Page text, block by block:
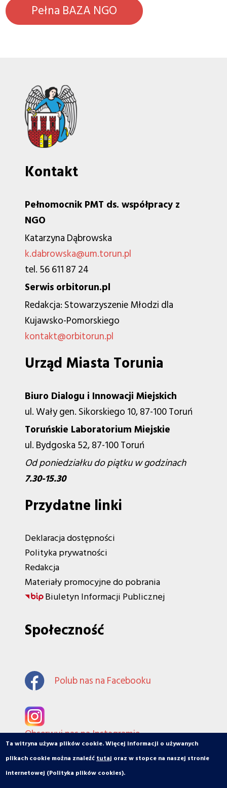
Ta witryna używa plików cookie. Więcej informacji o używanych
plikach cookie można znaleźćtutajoraz w stopce na naszej stronie
internetowej (Polityka plików cookies).
Pełna BAZA NGO
Kontakt
Pełnomocnik PMT ds. współpracy z
NGO
Katarzyna Dąbrowska
k.dabrowska@um.torun.pl
tel. 56 611 87 24
Serwis orbitorun.pl
Redakcja: Stowarzyszenie Młodzi dla
Kujawsko-Pomorskiego
kontakt@orbitorun.pl
Urząd Miasta Torunia
Biuro Dialogu i Innowacji Miejskich
ul. Wały gen. Sikorskiego 10, 87-100 Toruń
Toruńskie Laboratorium Miejskie
ul. Bydgoska 52, 87-100 Toruń
Od poniedziałku do piątku w godzinach
7.30-15.30
Przydatne linki
Deklaracja dostępności
Polityka prywatności
Redakcja
Materiały promocyjne do pobrania
Biuletyn Informacji Publicznej
Społeczność
Polub nas na Facebooku
Obserwuj nas na Instagramie
© orbiToruń.pl - Miasto, ludzie, organizacje